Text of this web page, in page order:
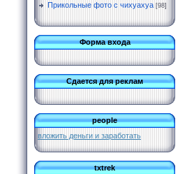
Прикольные фото с чихуахуа [98]
Форма входа
Сдается для реклам
people
вложить деньги и заработать
txtrek